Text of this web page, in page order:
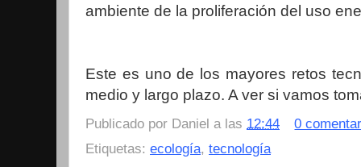
ambiente de la proliferación del uso
Este es uno de los mayores retos
medio y largo plazo. A ver si vamos
Publicado por Daniel a las 12:44
0
Etiquetas: ecología, tecnología